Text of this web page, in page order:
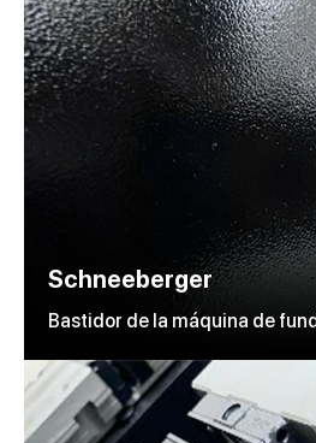
Schneeberger
Bastidor de la máquina de